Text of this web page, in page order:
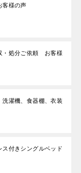
様の声
・処分ご依頼 お客様
洗濯機、食器棚、衣装
ス付きシングルベッド